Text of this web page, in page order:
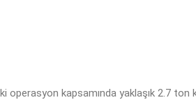
operasyon kapsamında yaklaşık 2.7 ton